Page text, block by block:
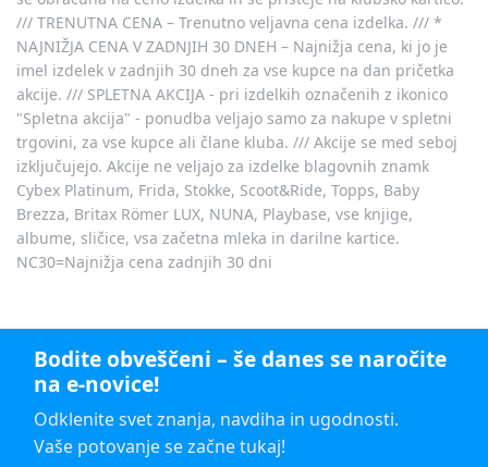
/// TRENUTNA CENA – Trenutno veljavna cena izdelka. /// *
NAJNIŽJA CENA V ZADNJIH 30 DNEH – Najnižja cena, ki jo je
imel izdelek v zadnjih 30 dneh za vse kupce na dan pričetka
akcije. /// SPLETNA AKCIJA - pri izdelkih označenih z ikonico
"Spletna akcija" - ponudba veljajo samo za nakupe v spletni
trgovini, za vse kupce ali člane kluba. /// Akcije se med seboj
izključujejo. Akcije ne veljajo za izdelke blagovnih znamk
Cybex Platinum, Frida, Stokke, Scoot&Ride, Topps, Baby
Brezza, Britax Römer LUX, NUNA, Playbase, vse knjige,
albume, sličice, vsa začetna mleka in darilne kartice.
NC30=Najnižja cena zadnjih 30 dni
Bodite obveščeni – še danes se naročite
na e-novice!
Odklenite svet znanja, navdiha in ugodnosti.
Vaše potovanje se začne tukaj!